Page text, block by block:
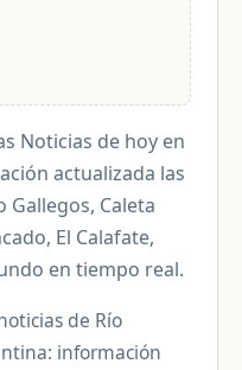
Noticias de hoy en
actualizada las
Gallegos, Caleta
El Calafate,
en tiempo real.
de Río
información